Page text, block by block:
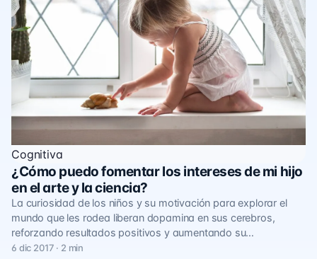
Cognitiva
¿Cómo puedo fomentar los intereses de mi hijo
en el arte y la ciencia?
La curiosidad de los niños y su motivación para explorar el
mundo que les rodea liberan dopamina en sus cerebros,
reforzando resultados positivos y aumentando su…
6 dic 2017 · 2 min